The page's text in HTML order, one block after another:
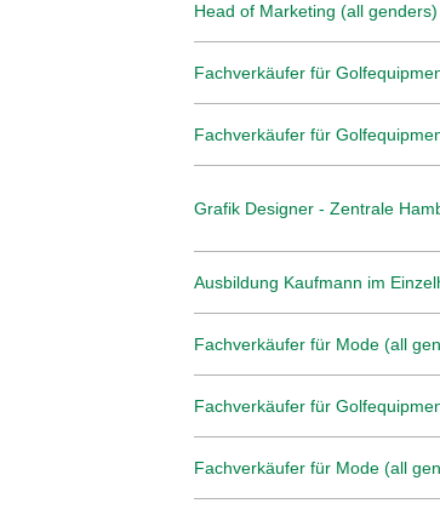
Head of Marketing (all
Fachverkäufer für
Fachverkäufer für
Grafik Designer - Zentrale
Ausbildung Kaufmann im
Fachverkäufer für Mode (all
Fachverkäufer für
Fachverkäufer für Mode (all